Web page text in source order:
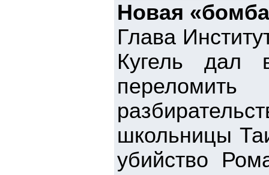
Новая
Глава
Кугель дал
школьницы
убийство